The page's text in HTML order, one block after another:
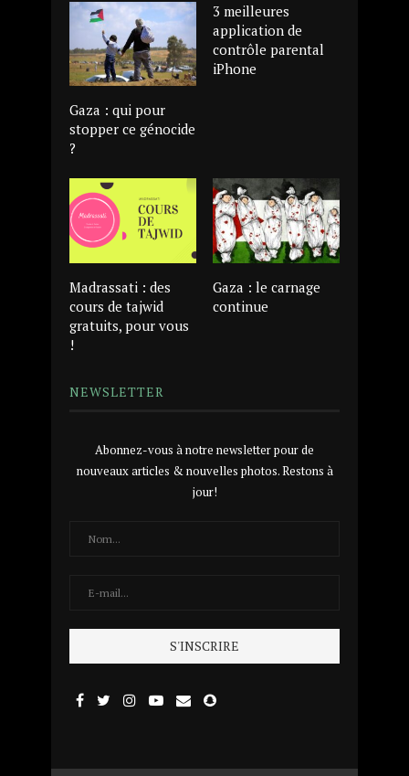
Gaza : qui pour
stopper ce génocide
?
3 meilleures
application de
contrôle parental
iPhone
Madrassati : des
cours de tajwid
gratuits, pour vous
!
Gaza : le carnage
continue
NEWSLETTER
Abonnez-vous à notre newsletter pour de
nouveaux articles & nouvelles photos. Restons à
jour!